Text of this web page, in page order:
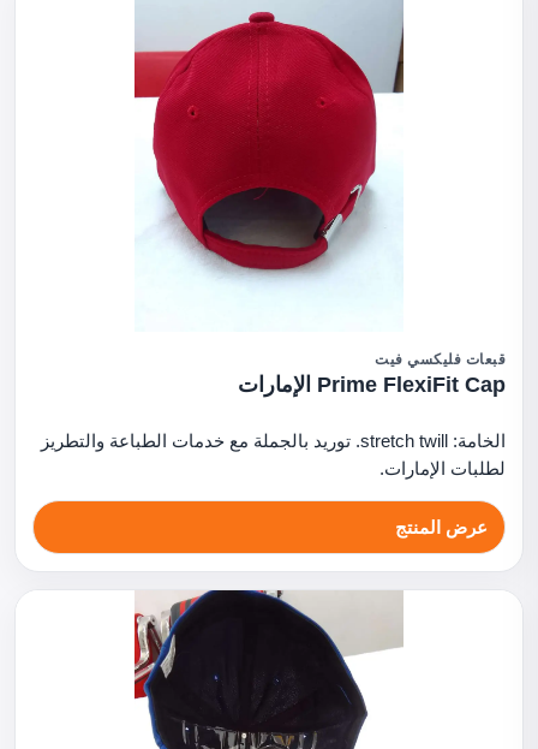
قبعات فليكسي فيت
Prime FlexiFit Cap الإمارات
الخامة: stretch twill. توريد بالجملة مع خدمات الطباعة والتطريز
لطلبات الإمارات.
عرض المنتج